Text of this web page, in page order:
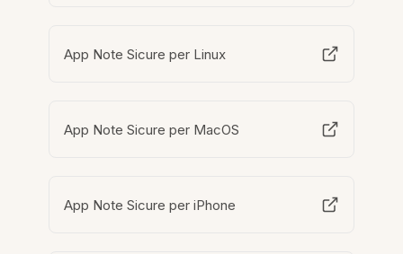
App Note Sicure per Linux
App Note Sicure per MacOS
App Note Sicure per iPhone